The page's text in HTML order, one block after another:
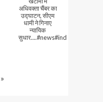
अधिवक्ता चैंबर का
उद्घाटन, सीएम
धामी ने गिनाए
न्यायिक
सुधार....#news#india#video
»